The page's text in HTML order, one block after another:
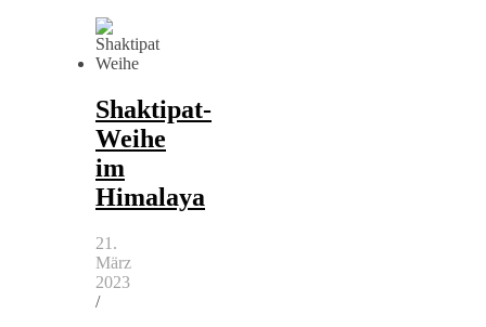
Shaktipat-
Weihe
im
Himalaya
21.
März
2023
/